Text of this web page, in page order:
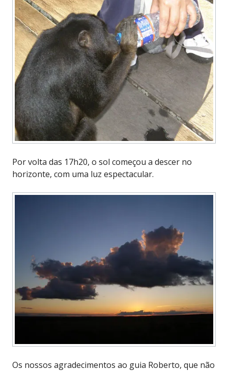
Por volta das 17h20, o sol começou a descer no
horizonte, com uma luz espectacular.
Os nossos agradecimentos ao guia Roberto, que não